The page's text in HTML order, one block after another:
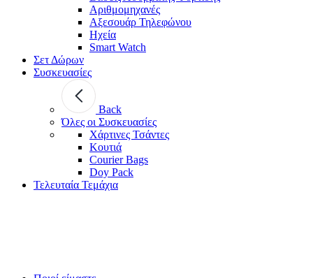
Αριθμομηχανές
Αξεσουάρ Τηλεφώνου
Ηχεία
Smart Watch
Σετ Δώρων
Συσκευασίες
Back
Όλες οι Συσκευασίες
Χάρτινες Τσάντες
Κουτιά
Courier Bags
Doy Pack
Τελευταία Τεμάχια